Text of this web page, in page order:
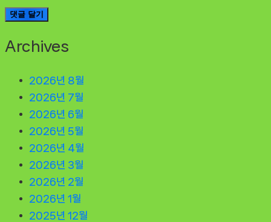
Archives
2026년 8월
2026년 7월
2026년 6월
2026년 5월
2026년 4월
2026년 3월
2026년 2월
2026년 1월
2025년 12월